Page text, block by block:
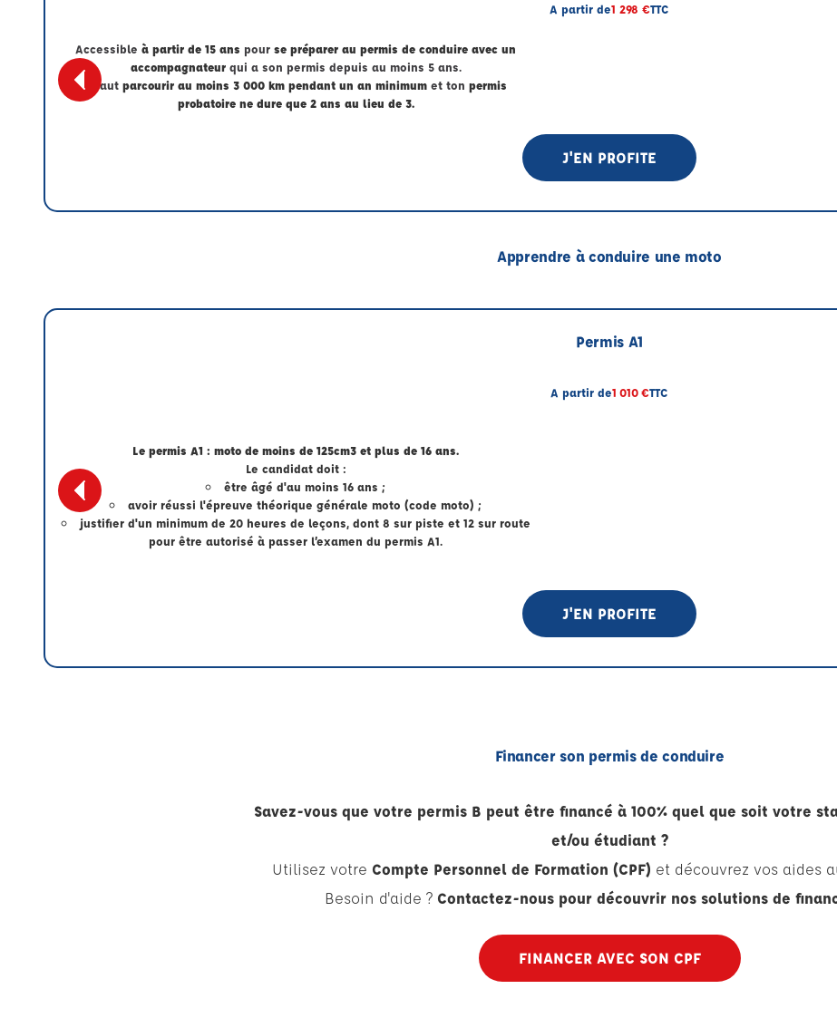
A partir de1 298 €TTC
Accessible à partir de 15 ans pour se préparer au permis de conduire avec un
accompagnateurqui a son permis depuis au moins 5 ans.
Il faut parcourir au moins 3 000 km pendant un an minimum et ton permis
probatoire ne dure que 2 ans au lieu de 3.
J'EN PROFITE
Apprendre à conduire une moto
Permis A1
A partir de1 010 €TTC
Le permis A1 : moto de moins de 125cm3 et plus de 16 ans.
Le candidat doit :
être âgé d'au moins 16 ans ;
avoir réussi l'épreuve théorique générale moto (code moto) ;
justifier d'un minimum de 20 heures de leçons, dont 8 sur piste et 12 sur route
pour être autorisé à passer l’examen du permis A1.
J'EN PROFITE
Financer son permis de conduire
Savez-vous que votre permis B peut être financé à 100% quel que soit votre
et/ou étudiant ?
Utilisez votre Compte Personnel de Formation (CPF) et découvrez vos aides
Besoin d'aide ? Contactez-nous pour découvrir nos solutions de
FINANCER AVEC SON CPF